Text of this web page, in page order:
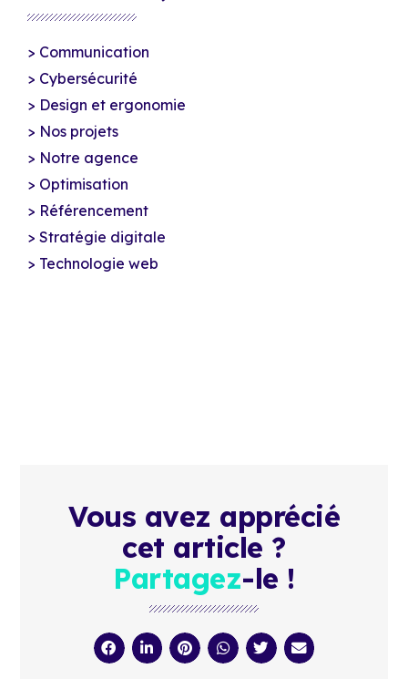
Communication
Cybersécurité
Design et ergonomie
Nos projets
Notre agence
Optimisation
Référencement
Stratégie digitale
Technologie web
Vous avez apprécié
cet article ?
Partagez-le !